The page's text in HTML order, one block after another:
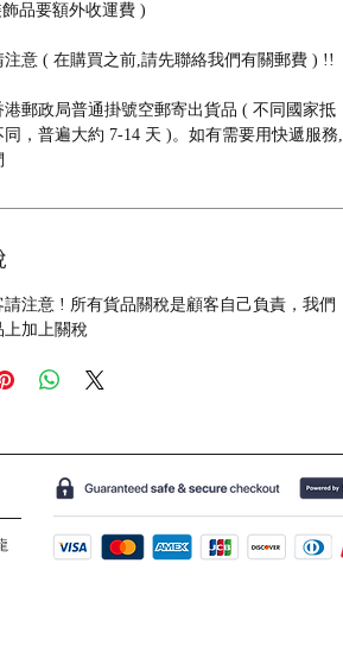
品要額外收運費 )
注意 ( 在購買之前,請先聯絡我們有關郵費 ) !!
港郵政局普通掛號空郵寄出貨品 ( 不同國家抵
，普遍大約 7-14 天 )。如有需要用快遞服務,
請注意 ! 所有貨品關稅是顧客自己負責，我們
上加上關稅